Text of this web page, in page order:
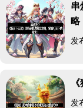
串
略
发
发